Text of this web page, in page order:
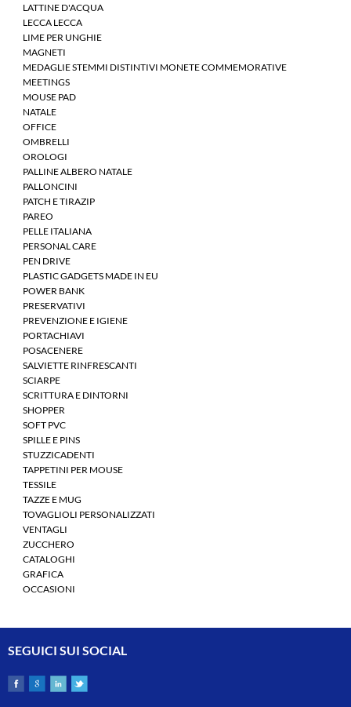
LATTINE D'ACQUA
LECCA LECCA
LIME PER UNGHIE
MAGNETI
MEDAGLIE STEMMI DISTINTIVI MONETE COMMEMORATIVE
MEETINGS
MOUSE PAD
NATALE
OFFICE
OMBRELLI
OROLOGI
PALLINE ALBERO NATALE
PALLONCINI
PATCH E TIRAZIP
PAREO
PELLE ITALIANA
PERSONAL CARE
PEN DRIVE
PLASTIC GADGETS MADE IN EU
POWER BANK
PRESERVATIVI
PREVENZIONE E IGIENE
PORTACHIAVI
POSACENERE
SALVIETTE RINFRESCANTI
SCIARPE
SCRITTURA E DINTORNI
SHOPPER
SOFT PVC
SPILLE E PINS
STUZZICADENTI
TAPPETINI PER MOUSE
TESSILE
TAZZE E MUG
TOVAGLIOLI PERSONALIZZATI
VENTAGLI
ZUCCHERO
CATALOGHI
GRAFICA
OCCASIONI
SEGUICI SUI SOCIAL